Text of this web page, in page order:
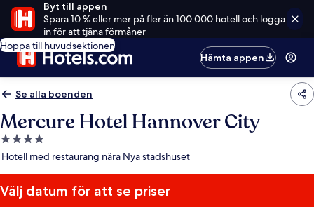
Byt till appen
Spara 10 % eller mer på fler än 100 000 hotell och logga
in för att tjäna förmåner
Hoppa till huvudsektionen
Hämta appen
Se alla boenden
Mercure Hotel Hannover City
4.0-
stjärnigt
Hotell med restaurang nära Nya stadshuset
Välj datum för att se priser